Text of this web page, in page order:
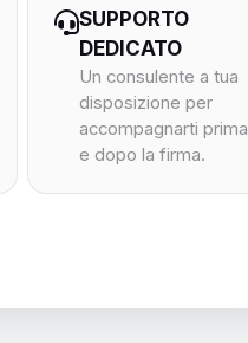
SUPPORTO
DEDICATO
Un consulente a tua
disposizione per
accompagnarti prima
e dopo la firma.